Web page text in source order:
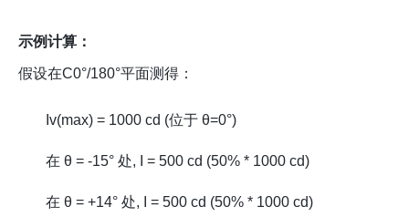
示例计算：
假设在C0°/180°平面测得：
Iv(max) = 1000 cd (位于 θ=0°)
在 θ = -15° 处, I = 500 cd (50% * 1000 cd)
在 θ = +14° 处, I = 500 cd (50% * 1000 cd)